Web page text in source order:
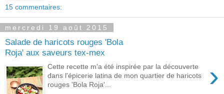
15 commentaires:
mercredi 19 août 2015
Salade de haricots rouges 'Bola
Roja' aux saveurs tex-mex
›
Cette recette m'a été inspirée par la découverte
dans l'épicerie latina de mon quartier de haricots
rouges 'Bola Roja'...